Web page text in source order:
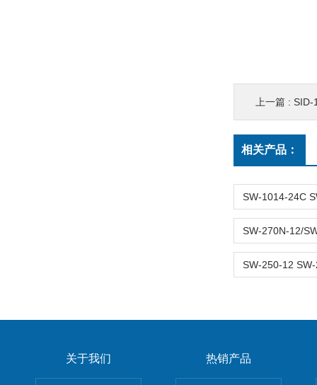
上一篇 : SID-
相关产品：
关于我们 热销产品